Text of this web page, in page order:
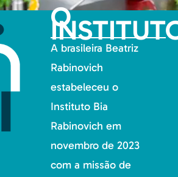
O
A brasileira Beatriz
Rabinovich
estabeleceu o
Instituto Bia
Rabinovich em
novembro de 2023
com a missão de